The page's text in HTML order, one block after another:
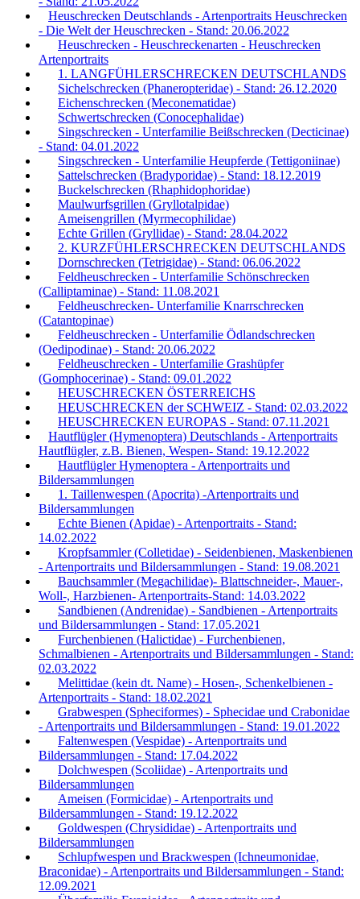
Heuschrecken Deutschlands - Artenportraits Heuschrecken
- Die Welt der Heuschrecken - Stand: 20.06.2022
Heuschrecken - Heuschreckenarten - Heuschrecken
Artenportraits
1. LANGFÜHLERSCHRECKEN DEUTSCHLANDS
Sichelschrecken (Phaneropteridae) - Stand: 26.12.2020
Eichenschrecken (Meconematidae)
Schwertschrecken (Conocephalidae)
Singschrecken - Unterfamilie Beißschrecken (Decticinae)
- Stand: 04.01.2022
Singschrecken - Unterfamilie Heupferde (Tettigoniinae)
Sattelschrecken (Bradyporidae) - Stand: 18.12.2019
Buckelschrecken (Rhaphidophoridae)
Maulwurfsgrillen (Gryllotalpidae)
Ameisengrillen (Myrmecophilidae)
Echte Grillen (Gryllidae) - Stand: 28.04.2022
2. KURZFÜHLERSCHRECKEN DEUTSCHLANDS
Dornschrecken (Tetrigidae) - Stand: 06.06.2022
Feldheuschrecken - Unterfamilie Schönschrecken
(Calliptaminae) - Stand: 11.08.2021
Feldheuschrecken- Unterfamilie Knarrschrecken
(Catantopinae)
Feldheuschrecken - Unterfamilie Ödlandschrecken
(Oedipodinae) - Stand: 20.06.2022
Feldheuschrecken - Unterfamilie Grashüpfer
(Gomphocerinae) - Stand: 09.01.2022
HEUSCHRECKEN ÖSTERREICHS
HEUSCHRECKEN der SCHWEIZ - Stand: 02.03.2022
HEUSCHRECKEN EUROPAS - Stand: 07.11.2021
Hautflügler (Hymenoptera) Deutschlands - Artenportraits
Hautflügler, z.B. Bienen, Wespen- Stand: 19.12.2022
Hautflügler Hymenoptera - Artenportraits und
Bildersammlungen
1. Taillenwespen (Apocrita) -Artenportraits und
Bildersammlungen
Echte Bienen (Apidae) - Artenportraits - Stand:
14.02.2022
Kropfsammler (Colletidae) - Seidenbienen, Maskenbienen
- Artenportraits und Bildersammlungen - Stand: 19.08.2021
Bauchsammler (Megachilidae)- Blattschneider-, Mauer-,
Woll-, Harzbienen- Artenportraits-Stand: 14.03.2022
Sandbienen (Andrenidae) - Sandbienen - Artenportraits
und Bildersammlungen - Stand: 17.05.2021
Furchenbienen (Halictidae) - Furchenbienen,
Schmalbienen - Artenportraits und Bildersammlungen - Stand:
02.03.2022
Melittidae (kein dt. Name) - Hosen-, Schenkelbienen -
Artenportraits - Stand: 18.02.2021
Grabwespen (Spheciformes) - Sphecidae und Crabonidae
- Artenportraits und Bildersammlungen - Stand: 19.01.2022
Faltenwespen (Vespidae) - Artenportraits und
Bildersammlungen - Stand: 17.04.2022
Dolchwespen (Scoliidae) - Artenportraits und
Bildersammlungen
Ameisen (Formicidae) - Artenportraits und
Bildersammlungen - Stand: 19.12.2022
Goldwespen (Chrysididae) - Artenportraits und
Bildersammlungen
Schlupfwespen und Brackwespen (Ichneumonidae,
Braconidae) - Artenportraits und Bildersammlungen - Stand:
12.09.2021